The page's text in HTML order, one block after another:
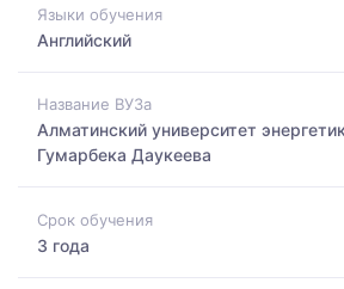
Языки обучения
Английский
Название ВУЗа
Алматинский университет
Гумарбека Даукеева
Срок обучения
3 года